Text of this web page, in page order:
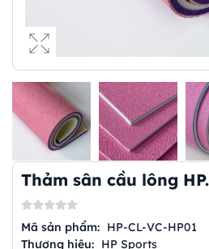
Thảm sân cầu lông
Mã sản phẩm: HP-CL-VC-HP01
Thương hiệu: HP Sports